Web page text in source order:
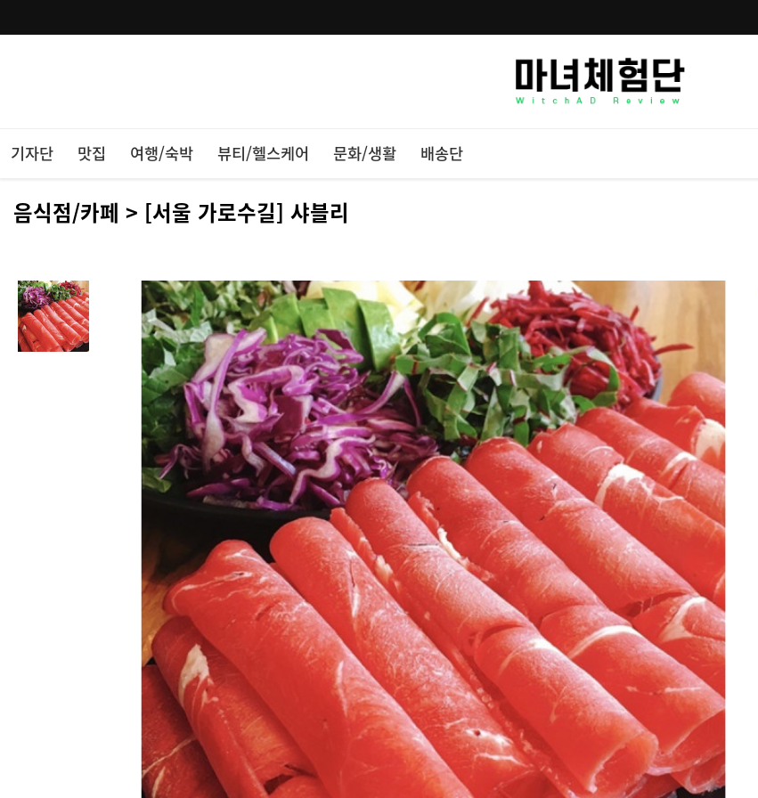
기자단 맛집 여행/숙박 뷰티/헬스케어 문화/생활 배송단
음식점/카페 > [서울 가로수길] 샤블리